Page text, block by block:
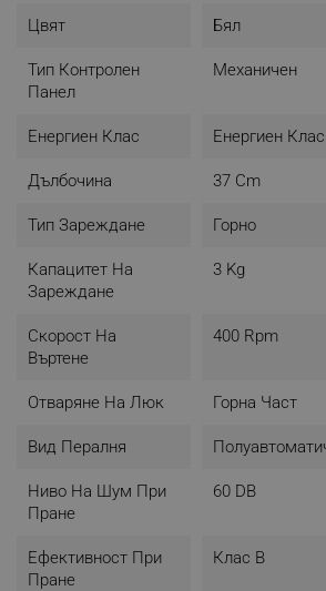
Цвят Бял
Тип Контролен
Панел
Механичен
Енергиен Клас Енергиен
Дълбочина 37 Cm
Тип Зареждане Горно
Капацитет На
Зареждане
3 Kg
Скорост На
Въртене
400 Rpm
Отваряне На Люк Горна Част
Вид Пералня
Ниво На Шум При
Пране
60 DB
Ефективност При
Пране
Клас B